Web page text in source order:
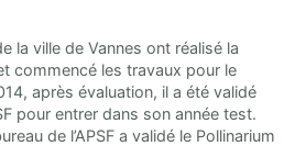
la ville de Vannes ont réalisé la
commencé les travaux pour le
après évaluation, il a été validé
pour entrer dans son année test.
de l’APSF a validé le Pollinarium